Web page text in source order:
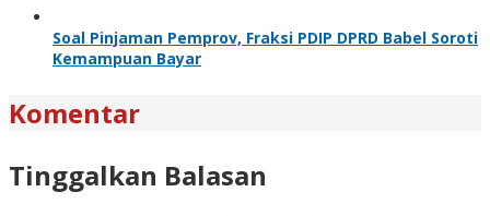
Soal Pinjaman Pemprov, Fraksi PDIP DPRD Babel Soroti
Kemampuan Bayar
Komentar
Tinggalkan Balasan